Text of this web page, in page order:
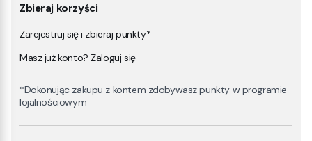
Zbieraj korzyści
Zarejestruj się i zbieraj punkty*
Masz już konto? Zaloguj się
*Dokonując zakupu z kontem zdobywasz punkty w programie
lojalnościowym